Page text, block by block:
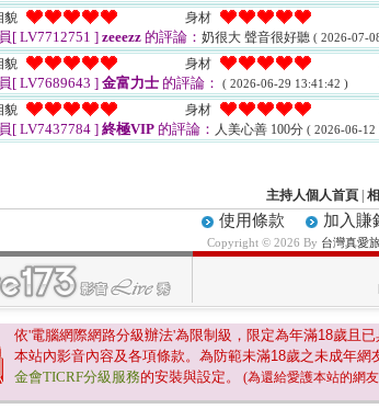
貌 身材
[ LV7712751 ]zeeezz 的評論： 奶很大 聲音很好聽 ( 2026-07-
貌 身材
[ LV7689643 ]金富力士 的評論： ( 2026-06-29 13:41:42 )
貌 身材
[ LV7437784 ]終極VIP 的評論： 人美心善 100分 ( 2026-06-12
主持人個人首頁
使用條款 加入賺
Copyright © 2026 By 台灣真愛
依'電腦網際網路分級辦法'為限制級，限定為年滿18歲且
本站內影音內容及各項條款。為防範未滿18歲之未成年網
金會TICRF分級服務的安裝與設定。 (為還給愛護本站的網